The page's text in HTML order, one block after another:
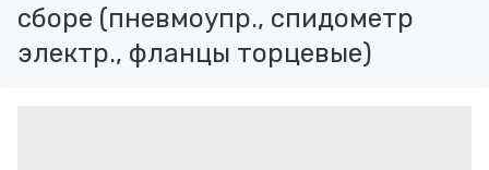
сборе (пневмоупр., спидометр
электр., фланцы торцевые)